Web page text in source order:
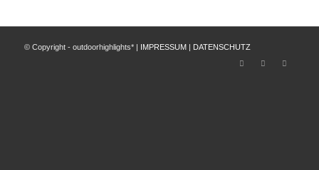
© Copyright - outdoorhighlights* | IMPRESSUM| DATENSCHUTZ